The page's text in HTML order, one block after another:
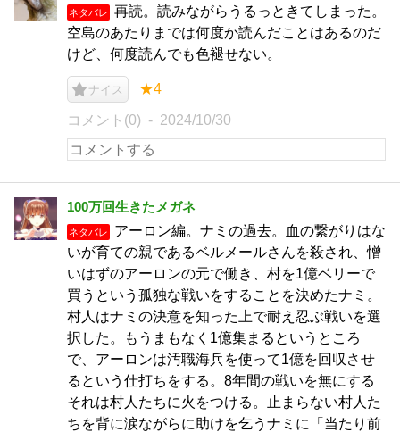
ネタバレ
再読。読みながらうるっときてしまった。
空島のあたりまでは何度か読んだことはあるのだ
けど、何度読んでも色褪せない。
ナイス ★4
コメント(0) 2024/10/30
100万回生きたメガネ
ネタバレ
アーロン編。ナミの過去。血の繋がりはな
いが育ての親であるベルメールさんを殺され、憎
いはずのアーロンの元で働き、村を1億ベリーで
買うという孤独な戦いをすることを決めたナミ。
村人はナミの決意を知った上で耐え忍ぶ戦いを選
択した。もうまもなく1億集まるというところ
で、アーロンは汚職海兵を使って1億を回収させ
るという仕打ちをする。8年間の戦いを無にする
それは村人たちに火をつける。止まらない村人た
ちを背に涙ながらに助けを乞うナミに「当たり前